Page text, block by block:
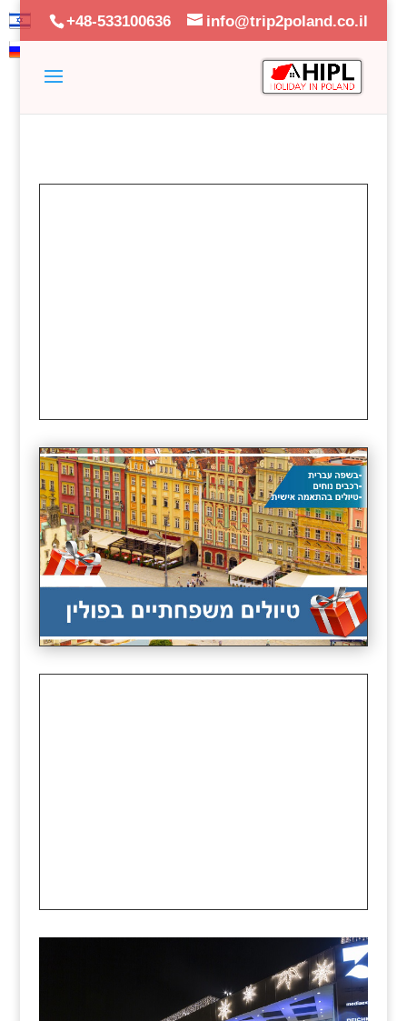
+48-533100636 info@trip2poland.co.il